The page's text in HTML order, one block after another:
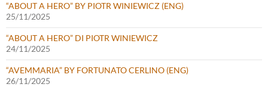
“ABOUT A HERO” BY PIOTR WINIEWICZ (ENG)
25/11/2025
“ABOUT A HERO” DI PIOTR WINIEWICZ
24/11/2025
“AVEMMARIA” BY FORTUNATO CERLINO (ENG)
26/11/2025